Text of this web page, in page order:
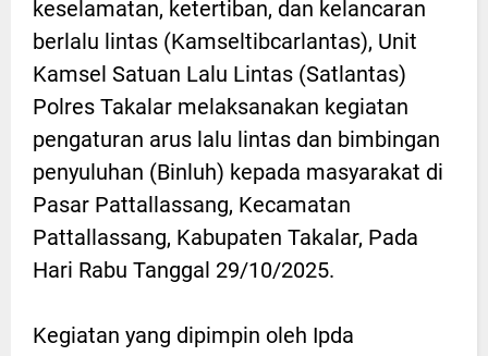
keselamatan, ketertiban, dan kelancaran
berlalu lintas (Kamseltibcarlantas), Unit
Kamsel Satuan Lalu Lintas (Satlantas)
Polres Takalar melaksanakan kegiatan
pengaturan arus lalu lintas dan bimbingan
penyuluhan (Binluh) kepada masyarakat di
Pasar Pattallassang, Kecamatan
Pattallassang, Kabupaten Takalar, Pada
Hari Rabu Tanggal 29/10/2025.
Kegiatan yang dipimpin oleh Ipda